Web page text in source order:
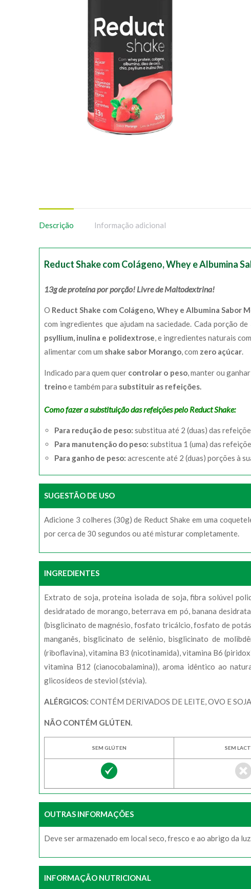
Descrição Informação adicional
Reduct Shake com Colágeno, Whey e Albumina
13g de proteína por porção! Livre de Maltodextrina!
O Reduct Shake com Colágeno, Whey e Albumina Sabor
com ingredientes que ajudam na saciedade. Cada porção
psyllium, inulina e polidextrose, e ingredientes naturais
alimentar com um shake sabor Morango, com zero açúcar.
Indicado para quem quer controlar o peso, manter ou
treinoe também para substituir as refeições.
Como fazer a substituição das refeições pelo Reduct Shake:
Para redução de peso: substitua até 2 (duas) das
Para manutenção do peso: substitua 1 (uma) das
Para ganho de peso: acrescente até 2 (duas) porções à
SUGESTÃO DE USO
Adicione 3 colheres (30g) de Reduct Shake em uma
por cerca de 30 segundos ou até misturar completamente.
INGREDIENTES
Extrato de soja, proteína isolada de soja, fibra solúvel
desidratado de morango, beterrava em pó, banana
(bisglicinato de magnésio, fosfato tricálcio, fosfato de
manganês, bisglicinato de selênio, bisglicinato de
(riboflavina), vitamina B3 (nicotinamida), vitamina B6
vitamina B12 (cianocobalamina)), aroma idêntico ao
glicosídeos de steviol (stévia).
ALÉRGICOS: CONTÉM DERIVADOS DE LEITE, OVO E
NÃO CONTÉM GLÚTEN.
SEM GLÚTEN SEM
OUTRAS INFORMAÇÕES
Deve ser armazenado em local seco, fresco e ao abrigo da
INFORMAÇÃO NUTRICIONAL